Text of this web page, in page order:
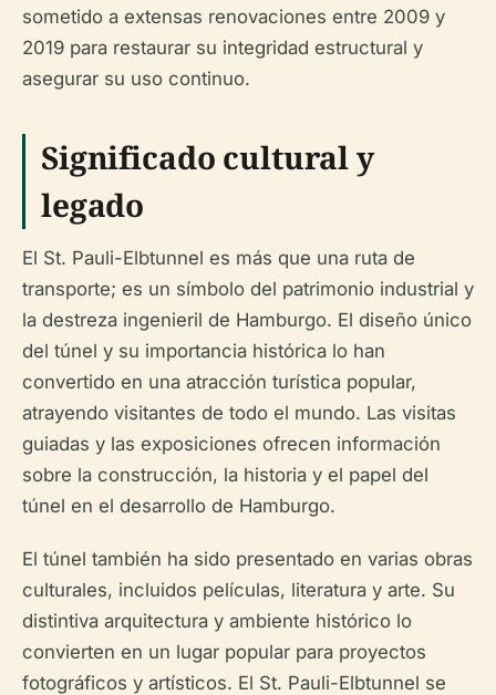
sometido a extensas renovaciones entre 2009 y
2019 para restaurar su integridad estructural y
asegurar su uso continuo.
Significado cultural y
legado
El St. Pauli-Elbtunnel es más que una ruta de
transporte; es un símbolo del patrimonio industrial y
la destreza ingenieril de Hamburgo. El diseño único
del túnel y su importancia histórica lo han
convertido en una atracción turística popular,
atrayendo visitantes de todo el mundo. Las visitas
guiadas y las exposiciones ofrecen información
sobre la construcción, la historia y el papel del
túnel en el desarrollo de Hamburgo.
El túnel también ha sido presentado en varias obras
culturales, incluidos películas, literatura y arte. Su
distintiva arquitectura y ambiente histórico lo
convierten en un lugar popular para proyectos
fotográficos y artísticos. El St. Pauli-Elbtunnel se